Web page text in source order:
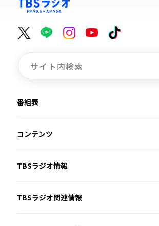
番組表
コンテンツ
TBSラジオ情報
TBSラジオ関連情報